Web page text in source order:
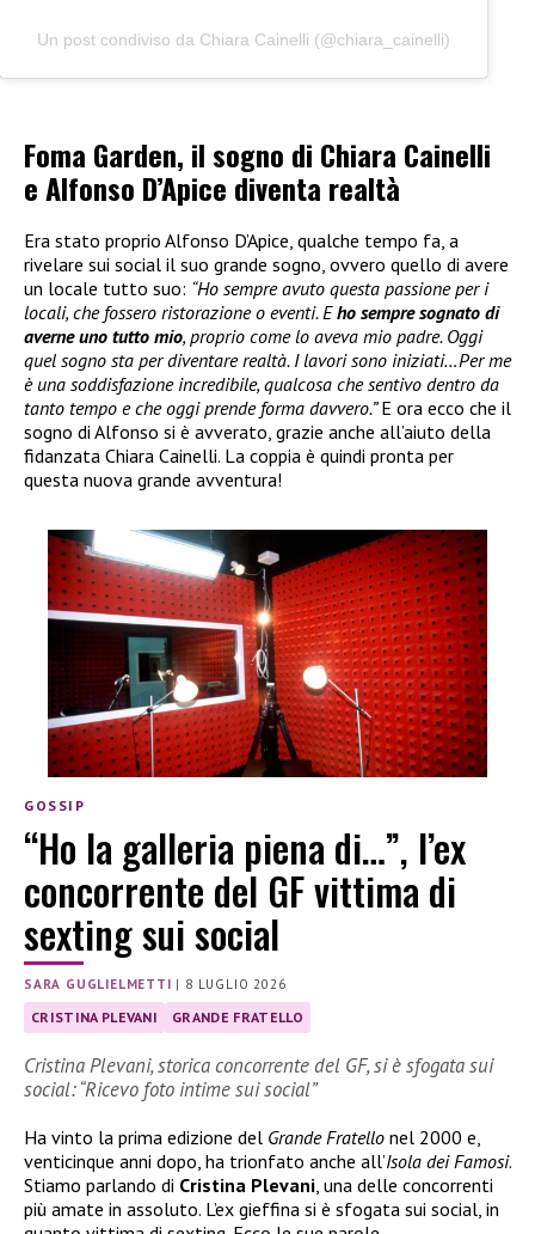
Un post condiviso da Chiara Cainelli (@chiara_cainelli)
Foma Garden, il sogno di Chiara Cainelli
e Alfonso D’Apice diventa realtà
Era stato proprio Alfonso D’Apice, qualche tempo fa, a
rivelare sui social il suo grande sogno, ovvero quello di avere
un locale tutto suo: “Ho sempre avuto questa passione per i
locali, che fossero ristorazione o eventi. Eho sempre sognato di
averne uno tutto mio, proprio come lo aveva mio padre. Oggi
quel sogno sta per diventare realtà. I lavori sono iniziati…Per me
è una soddisfazione incredibile, qualcosa che sentivo dentro da
tanto tempo e che oggi prende forma davvero.”E ora ecco che il
sogno di Alfonso si è avverato, grazie anche all’aiuto della
fidanzata Chiara Cainelli. La coppia è quindi pronta per
questa nuova grande avventura!
GOSSIP
“Ho la galleria piena di…”, l’ex
concorrente del GF vittima di
sexting sui social
SARA GUGLIELMETTI | 8 LUGLIO 2026
CRISTINA PLEVANI GRANDE FRATELLO
Cristina Plevani, storica concorrente del GF, si è sfogata sui
social: “Ricevo foto intime sui social”
Ha vinto la prima edizione del Grande Fratello nel 2000 e,
venticinque anni dopo, ha trionfato anche all’Isola dei Famosi.
Stiamo parlando di Cristina Plevani , una delle concorrenti
più amate in assoluto. L’ex gieffina si è sfogata sui social, in